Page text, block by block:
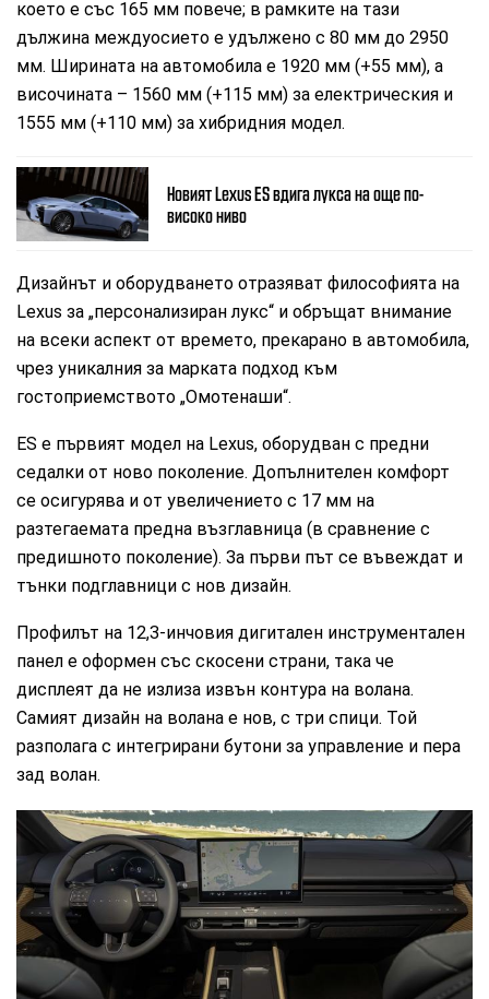
което е със 165 мм повече; в рамките на тази
дължина междуосието е удължено с 80 мм до 2950
мм. Ширината на автомобила е 1920 мм (+55 мм), а
височината – 1560 мм (+115 мм) за електрическия и
1555 мм (+110 мм) за хибридния модел.
Новият Lexus ES вдига лукса на още по-
високо ниво
Дизайнът и оборудването отразяват философията на
Lexus за „персонализиран лукс“ и обръщат внимание
на всеки аспект от времето, прекарано в автомобила,
чрез уникалния за марката подход към
гостоприемството „Омотенаши“.
ES е първият модел на Lexus, оборудван с предни
седалки от ново поколение. Допълнителен комфорт
се осигурява и от увеличението с 17 мм на
разтегаемата предна възглавница (в сравнение с
предишното поколение). За първи път се въвеждат и
тънки подглавници с нов дизайн.
Профилът на 12,3-инчовия дигитален инструментален
панел е оформен със скосени страни, така че
дисплеят да не излиза извън контура на волана.
Самият дизайн на волана е нов, с три спици. Той
разполага с интегрирани бутони за управление и пера
зад волан.